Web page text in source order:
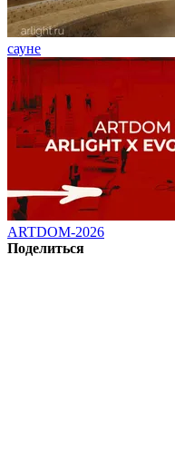
сауне
ARTDOM-2026
Поделиться